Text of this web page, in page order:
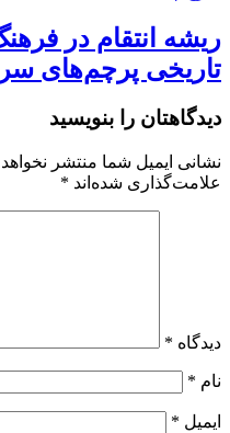
ریشه انتقام در
تاریخی پرچم‌های
دیدگاهتان را بنویسید
نشانی ایمیل شما منتشر
علامت‌گذاری شده‌اند *
دیدگاه *
نام *
ایمیل *